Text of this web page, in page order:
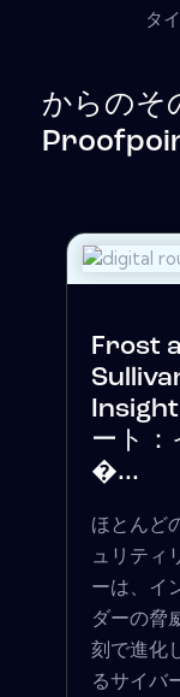
タ
からのそ
Frost
ート：
�...
ほとんど
ュリティ
ーは、イ
ダーの脅
刻で進化
るサイバ